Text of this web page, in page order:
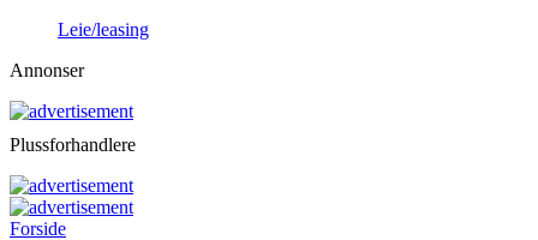
Leie/leasing
Annonser
Plussforhandlere
Forside